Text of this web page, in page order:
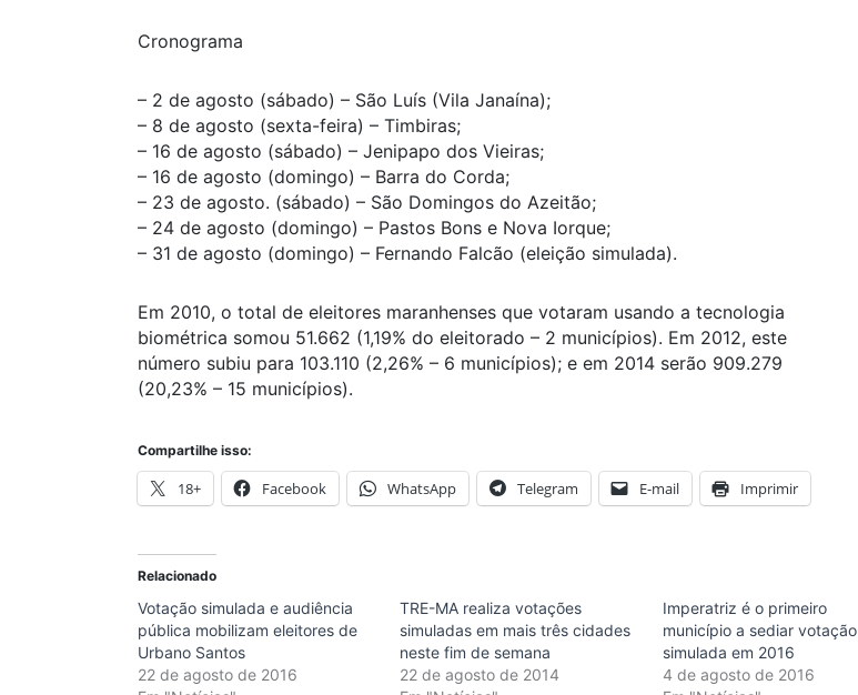
Cronograma
– 2 de agosto (sábado) – São Luís (Vila Janaína);
– 8 de agosto (sexta-feira) – Timbiras;
– 16 de agosto (sábado) – Jenipapo dos Vieiras;
– 16 de agosto (domingo) – Barra do Corda;
– 23 de agosto. (sábado) – São Domingos do Azeitão;
– 24 de agosto (domingo) – Pastos Bons e Nova Iorque;
– 31 de agosto (domingo) – Fernando Falcão (eleição simulada).
Em 2010, o total de eleitores maranhenses que votaram usando a tecnologia
biométrica somou 51.662 (1,19% do eleitorado – 2 municípios). Em 2012, este
número subiu para 103.110 (2,26% – 6 municípios); e em 2014 serão 909.279
(20,23% – 15 municípios).
Compartilhe isso:
18+ Facebook WhatsApp Telegram E-mail Imprimir
Relacionado
Votação simulada e audiência
pública mobilizam eleitores de
Urbano Santos
22 de agosto de 2016
TRE-MA realiza votações
simuladas em mais três cidades
neste fim de semana
22 de agosto de 2014
Imperatriz é o primeiro
município a sediar votação
simulada em 2016
4 de agosto de 2016